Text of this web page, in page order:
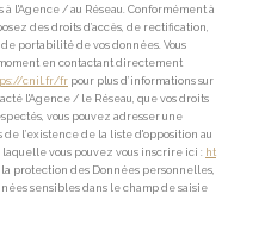
l'Agence / au Réseau. Conformément à
des droits d’accès, de rectification,
portabilité de vos données. Vous
en contactant directement
cnil.fr/fr pour plus d’informations sur
l'Agence / le Réseau, que vos droits
vous pouvez adresser une
de l’existence de la liste d'opposition au
vous pouvez vous inscrire ici : ht
protection des Données personnelles,
sensibles dans le champ de saisie